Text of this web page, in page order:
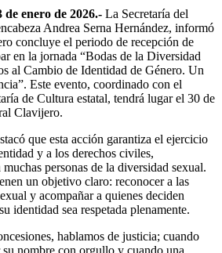
enero de 2026.- La Secretaría del
Andrea Serna Hernández, informó
concluye el periodo de recepción de
en la jornada “Bodas de la Diversidad
al Cambio de Identidad de Género. Un
Este evento, coordinado con el
de Cultura estatal, tendrá lugar el 30 de
Clavijero.
que esta acción garantiza el ejercicio
y a los derechos civiles,
personas de la diversidad sexual.
un objetivo claro: reconocer a las
y acompañar a quienes deciden
identidad sea respetada plenamente.
hablamos de justicia; cuando
nombre con orgullo y cuando una